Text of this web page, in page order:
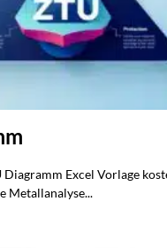
Diagramm Excel Vorlage
Metallanalyse...